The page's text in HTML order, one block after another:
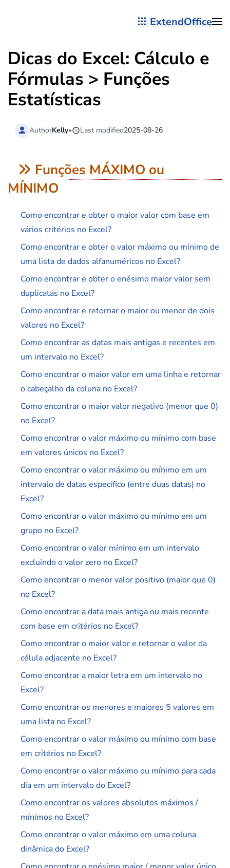
ExtendOffice
Dicas do Excel: Cálculo e
Fórmulas > Funções
Estatísticas
AuthorKelly• Last modified2025-08-26
Funções MÁXIMO ou
MÍNIMO
Como encontrar e obter o maior valor com base em
vários critérios no Excel?
Como encontrar e obter o valor máximo ou mínimo de
uma lista de dados alfanuméricos no Excel?
Como encontrar e obter o enésimo maior valor sem
duplicatas no Excel?
Como encontrar e retornar o maior ou menor de dois
valores no Excel?
Como encontrar as datas mais antigas e recentes em
um intervalo no Excel?
Como encontrar o maior valor em uma linha e retornar
o cabeçalho da coluna no Excel?
Como encontrar o maior valor negativo (menor que 0)
no Excel?
Como encontrar o valor máximo ou mínimo com base
em valores únicos no Excel?
Como encontrar o valor máximo ou mínimo em um
intervalo de datas específico (entre duas datas) no
Excel?
Como encontrar o valor máximo ou mínimo em um
grupo no Excel?
Como encontrar o valor mínimo em um intervalo
excluindo o valor zero no Excel?
Como encontrar o menor valor positivo (maior que 0)
no Excel?
Como encontrar a data mais antiga ou mais recente
com base em critérios no Excel?
Como encontrar o maior valor e retornar o valor da
célula adjacente no Excel?
Como encontrar a maior letra em um intervalo no
Excel?
Como encontrar os menores e maiores 5 valores em
uma lista no Excel?
Como encontrar o valor máximo ou mínimo com base
em critérios no Excel?
Como encontrar o valor máximo ou mínimo para cada
dia em um intervalo do Excel?
Como encontrar os valores absolutos máximos /
mínimos no Excel?
Como encontrar o valor máximo em uma coluna
dinâmica do Excel?